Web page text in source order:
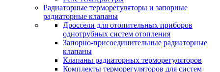
Радиаторные терморегуляторы и запорные
радиаторные клапаны
Дроссели для отопительных приборов
однотрубных систем отопления
Запорно-присоединительные радиаторные
клапаны
Клапаны радиаторных терморегуляторов
Комплекты терморегуляторов для систем